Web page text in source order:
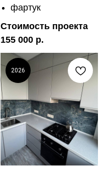
фартук
Стоимость проекта
155 000 р.
2026